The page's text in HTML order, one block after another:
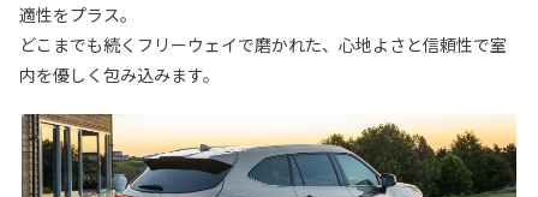
適性をプラス。
どこまでも続くフリーウェイで磨かれた、心地よさと信頼性で室
内を優しく包み込みます。